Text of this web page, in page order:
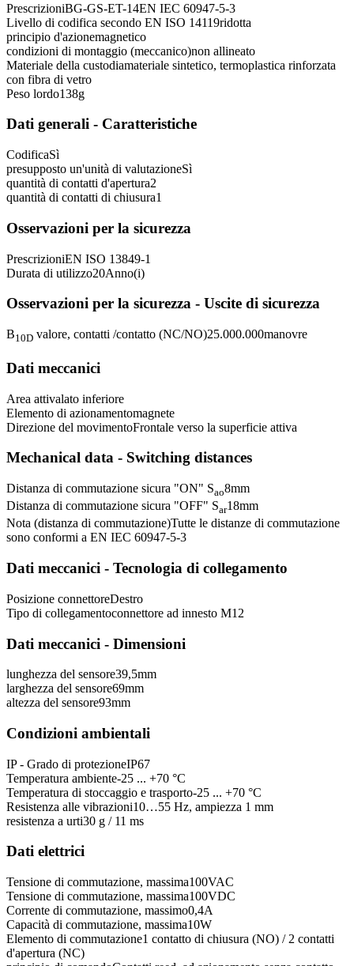
PrescrizioniBG-GS-ET-14EN IEC 60947-5-3
Livello di codifica secondo EN ISO 14119ridotta
principio d'azionemagnetico
condizioni di montaggio (meccanico)non allineato
Materiale della custodiamateriale sintetico, termoplastica rinforzata
con fibra di vetro
Peso lordo138g
Dati generali - Caratteristiche
CodificaSì
presupposto un'unità di valutazioneSì
quantità di contatti d'apertura2
quantità di contatti di chiusura1
Osservazioni per la sicurezza
PrescrizioniEN ISO 13849-1
Durata di utilizzo20Anno(i)
Osservazioni per la sicurezza - Uscite di sicurezza
B10D valore, contatti /contatto (NC/NO)25.000.000manovre
Dati meccanici
Area attivalato inferiore
Elemento di azionamentomagnete
Direzione del movimentoFrontale verso la superficie attiva
Mechanical data - Switching distances
Distanza di commutazione sicura "ON" Sao8mm
Distanza di commutazione sicura "OFF" Sar18mm
Nota (distanza di commutazione)Tutte le distanze di commutazione
sono conformi a EN IEC 60947-5-3
Dati meccanici - Tecnologia di collegamento
Posizione connettoreDestro
Tipo di collegamentoconnettore ad innesto M12
Dati meccanici - Dimensioni
lunghezza del sensore39,5mm
larghezza del sensore69mm
altezza del sensore93mm
Condizioni ambientali
IP - Grado di protezioneIP67
Temperatura ambiente-25 ... +70 °C
Temperatura di stoccaggio e trasporto-25 ... +70 °C
Resistenza alle vibrazioni10…55 Hz, ampiezza 1 mm
resistenza a urti30 g / 11 ms
Dati elettrici
Tensione di commutazione, massima100VAC
Tensione di commutazione, massima100VDC
Corrente di commutazione, massimo0,4A
Capacità di commutazione, massima10W
Elemento di commutazione1 contatto di chiusura (NO) / 2 contatti
d'apertura (NC)